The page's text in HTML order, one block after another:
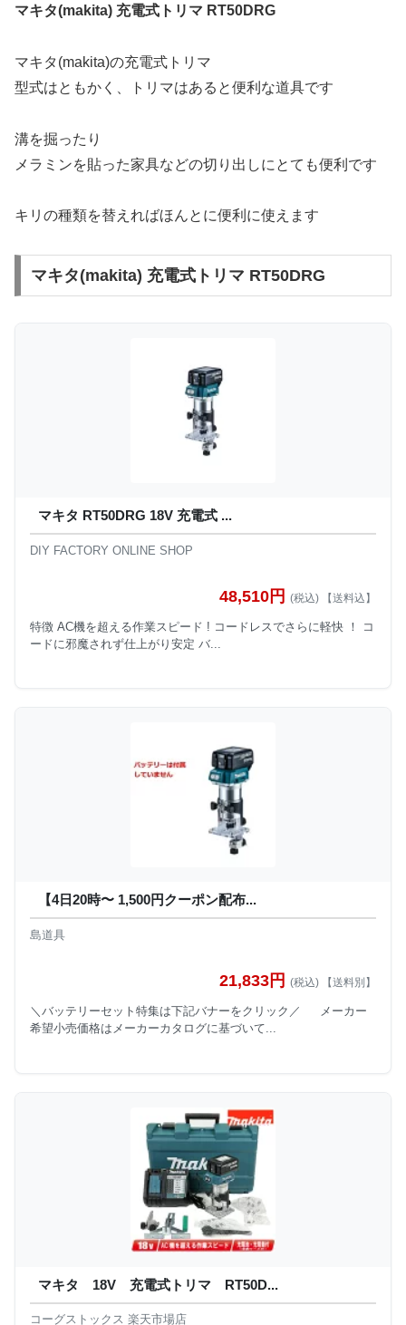
マキタ(makita) 充電式トリマ RT50DRG
マキタ(makita)の充電式トリマ
型式はともかく、トリマはあると便利な道具です
溝を掘ったり
メラミンを貼った家具などの切り出しにとても便利です
キリの種類を替えればほんとに便利に使えます
マキタ(makita) 充電式トリマ RT50DRG
マキタ RT50DRG 18V 充電式 ...
DIY FACTORY ONLINE SHOP
48,510円 (税込) 【送料込】
特徴 AC機を超える作業スピード ! コードレスでさらに軽快 ！ コ
ードに邪魔されず仕上がり安定 バ...
【4日20時〜 1,500円クーポン配布...
島道具
21,833円 (税込) 【送料別】
＼バッテリーセット特集は下記バナーをクリック／ メーカー
希望小売価格はメーカーカタログに基づいて...
マキタ 18V 充電式トリマ RT50D...
コーグストックス 楽天市場店